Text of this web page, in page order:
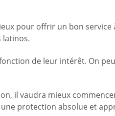
pour offrir un bon
latinos.
de leur intérêt. On
il vaudra mieux
protection absolue et